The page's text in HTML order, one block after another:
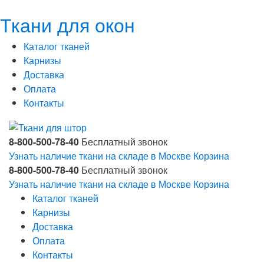
Ткани для окон
Каталог тканей
Карнизы
Доставка
Оплата
Контакты
8-800-500-78-40 Бесплатный звонок
Узнать наличие ткани на складе в Москве Корзина
8-800-500-78-40 Бесплатный звонок
Узнать наличие ткани на складе в Москве Корзина
Каталог тканей
Карнизы
Доставка
Оплата
Контакты